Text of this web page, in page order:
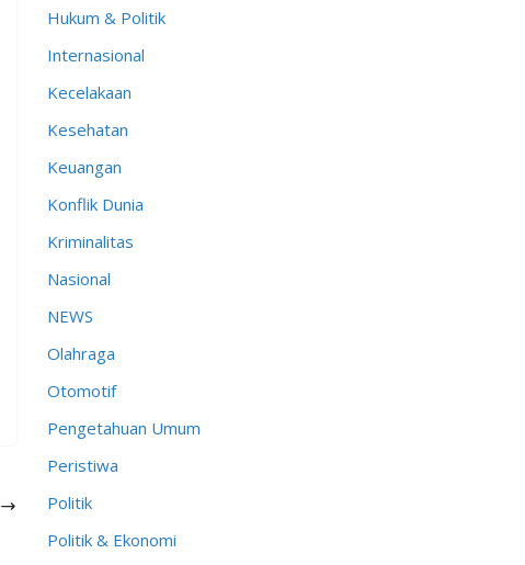
Hukum & Politik
Internasional
Kecelakaan
Kesehatan
Keuangan
Konflik Dunia
Kriminalitas
Nasional
NEWS
Olahraga
Otomotif
Pengetahuan Umum
Peristiwa
Politik
Politik & Ekonomi